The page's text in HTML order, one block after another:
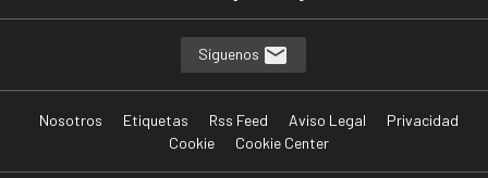
Síguenos
Nosotros Etiquetas Rss Feed Aviso Legal
Privacidad
Cookie
Cookie Center